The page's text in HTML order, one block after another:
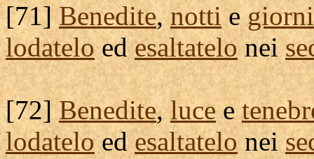
[71]Benedite,nottiegiorni
lodateloedesaltatelonei
[72]Benedite,lucee
lodateloedesaltatelonei